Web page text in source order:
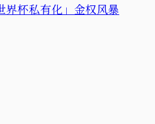
界杯私有化」金权风暴